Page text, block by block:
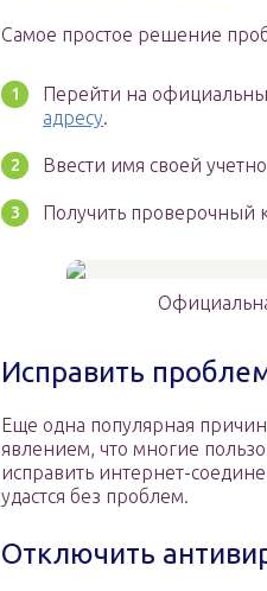
Самое простое решение
Перейти на
адресу.
Ввести имя своей
Получить проверочный
Исправить
Еще одна популярная
явлением, что многие
исправить интернет-
удастся без проблем.
Отключить